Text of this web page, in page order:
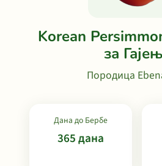
Korean
за
Породица
Дана до Бербе
365 дана